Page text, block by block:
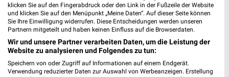
klicken Sie auf den Fingerabdruck oder den Link in der Fußzeile der Website
und klicken Sie auf den Menüpunkt „Meine Daten“. Auf dieser Seite können
Sie Ihre Einwilligung widerrufen. Diese Entscheidungen werden unseren
Partnern mitgeteilt und haben keinen Einfluss auf die Browserdaten.
Wir und unsere Partner verarbeiten Daten, um die Leistung der
Website zu analysieren und Folgendes zu tun:
Speichern von oder Zugriff auf Informationen auf einem Endgerät.
Verwendung reduzierter Daten zur Auswahl von Werbeanzeigen. Erstellung